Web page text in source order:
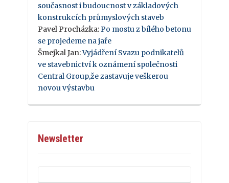
současnost i budoucnost v základových
konstrukcích průmyslových staveb
Pavel Procházka: Po mostu z bílého betonu
se projedeme na jaře
Šmejkal Jan:Vyjádření Svazu podnikatelů
ve stavebnictví k oznámení společnosti
Central Group,že zastavuje veškerou
novou výstavbu
Newsletter